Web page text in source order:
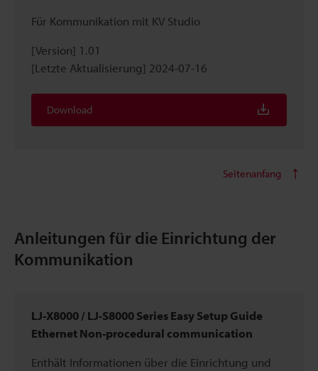
Für Kommunikation mit KV Studio
[Version] 1.01
[Letzte Aktualisierung] 2024-07-16
Download
Seitenanfang
Anleitungen für die Einrichtung der
Kommunikation
LJ-X8000 / LJ-S8000 Series Easy Setup Guide
Ethernet Non-procedural communication
Enthält Informationen über die Einrichtung und